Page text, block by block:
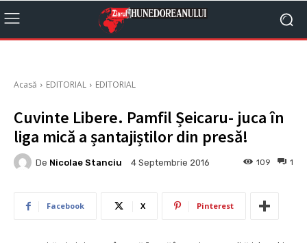
Acasă EDITORIAL EDITORIAL
Cuvinte Libere. Pamfil Șeicaru- juca în
liga mică a șantajiștilor din presă!
De Nicolae Stanciu 4 Septembrie 2016 1
109
Facebook X Pinterest